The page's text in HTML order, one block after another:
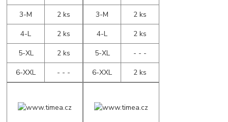
3-M
2 ks
4-L
2 ks
5-XL
2 ks
6-XXL
- - -
3-M
2 ks
4-L
2 ks
5-XL
- - -
6-XXL
2 ks